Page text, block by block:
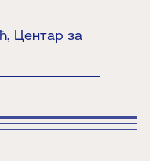
Центар за